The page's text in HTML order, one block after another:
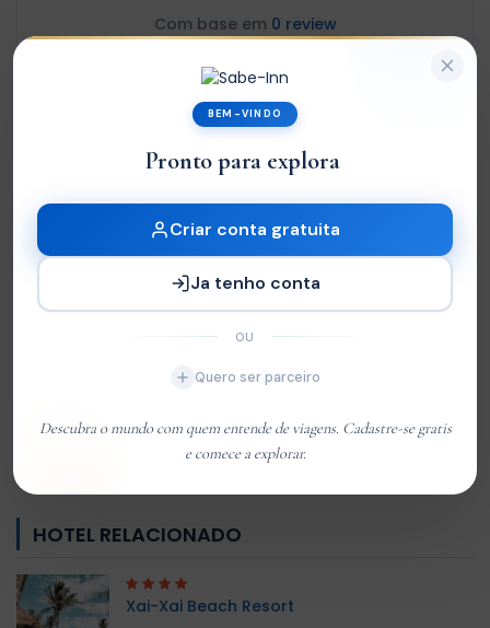
Com base em 0 review
0
Terrível
Customer 01
Member Since Jan 2026
HOTEL RELACIONADO
Xai-Xai Beach Resort
BEM-VINDO
Pron |
Criar conta gratuita
Ja tenho conta
OU
Quero ser parceiro
Descubra o mundo com quem entende de viagens. Cadastre-se gratis
e comece a explorar.